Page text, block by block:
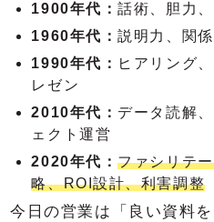
1900年代：話術、胆力
1960年代：説明力、関
1990年代： ヒアリング
レゼン
2010年代： データ読解
ェクト運営
2020年代：ファシリテ
略、ROI設計、利害調整
今日の営業は「良い資料